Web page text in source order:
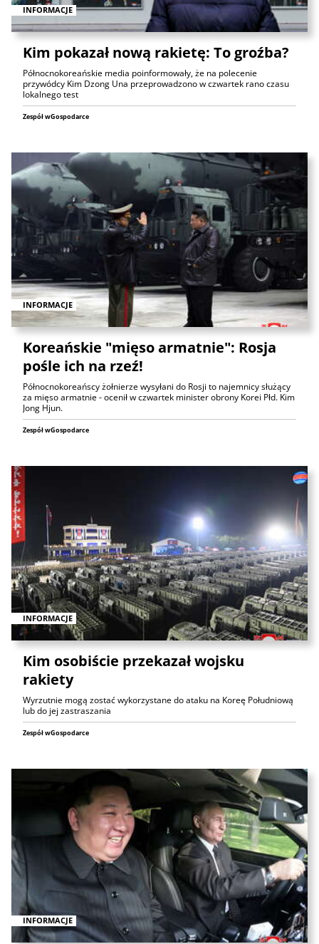
INFORMACJE
Kim pokazał nową rakietę: To groźba?
Północnokoreańskie media poinformowały, że na polecenie
przywódcy Kim Dzong Una przeprowadzono w czwartek rano czasu
lokalnego test
Zespół wGospodarce
INFORMACJE
Koreańskie "mięso armatnie": Rosja
pośle ich na rzeź!
Północnokoreańscy żołnierze wysyłani do Rosji to najemnicy służący
za mięso armatnie - ocenił w czwartek minister obrony Korei Płd. Kim
Jong Hjun.
Zespół wGospodarce
INFORMACJE
Kim osobiście przekazał wojsku
rakiety
Wyrzutnie mogą zostać wykorzystane do ataku na Koreę Południową
lub do jej zastraszania
Zespół wGospodarce
INFORMACJE